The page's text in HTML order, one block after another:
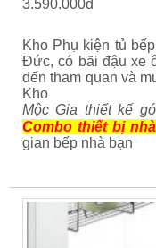
3.590.000đ
Kho Phụ kiện tủ
Đức, có bãi đậu xe
đến tham quan và
Kho
Mộc Gia thiết kế
Combo thiết bị
gian bếp nhà bạn